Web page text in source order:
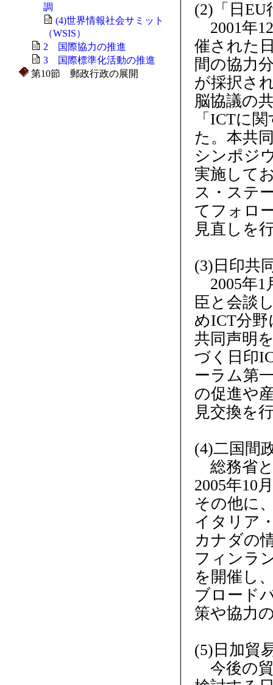
調
(4)世界情報社会サミット
（WSIS）
2 国際協力の推進
3 国際標準化活動の推進
第10節 郵政行政の展開
(2)「日EU
2001年
催された
間の協力
が採択さ
脳協議の
「ICTに
た。本共
シンポジ
実施して
ス・ステ
てフォロ
見直しを
(3)日印共
2005年1
臣と会談
めICT分
共同声明
づく日印
ーラム第
の促進や
見交換を
(4)二国間
総務省
2005年10
その他に
イタリア
カナダの
フィンラ
を開催し
ブロード
策や協力
(5)日加貿
今後の